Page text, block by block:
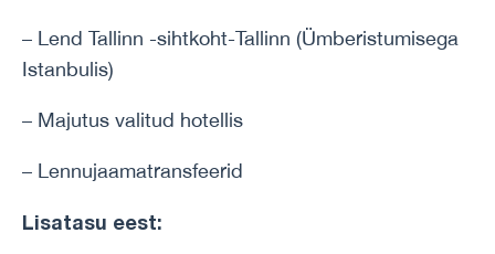
– Lend Tallinn -sihtkoht-Tallinn (Ümberistumisega
Istanbulis)
– Majutus valitud hotellis
– Lennujaamatransfeerid
Lisatasu eest: